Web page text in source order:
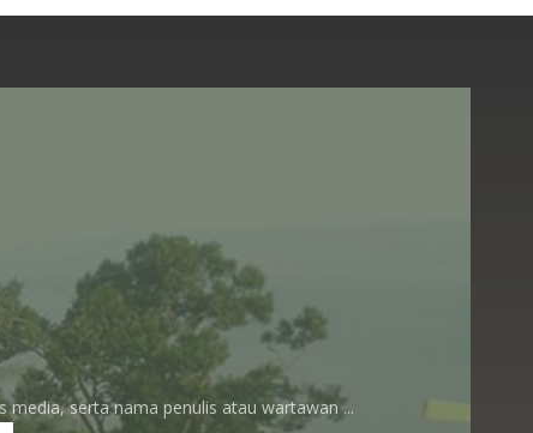
media, serta nama penulis atau wartawan ...